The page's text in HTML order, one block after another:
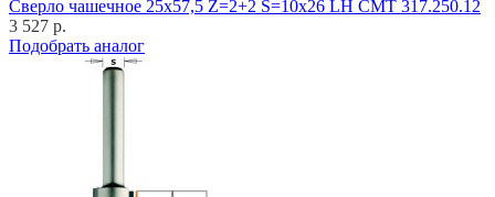
Cверло чашечное 25x57,5 Z=2+2 S=10x26 LH CMT 317.250.12
3 527 р.
Подобрать аналог